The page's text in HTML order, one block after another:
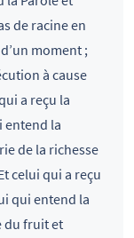
de racine en
moment ;
à cause
a reçu la
entend la
de la richesse
celui qui a reçu
qui entend la
du fruit et